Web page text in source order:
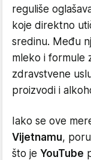
reguliše
koje direktno
sredinu. Među
mleko i formule
zdravstvene
proizvodi i
Iako se ove
Vijetnamu,
što je YouTube